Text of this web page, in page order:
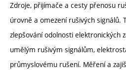
Zdroje, přijímače a cesty přenosu
úrovně a omezení rušivých signálů.
zlepšování odolnosti elektronických
umělým rušivým signálům,
průmyslovému rušení. Měření a